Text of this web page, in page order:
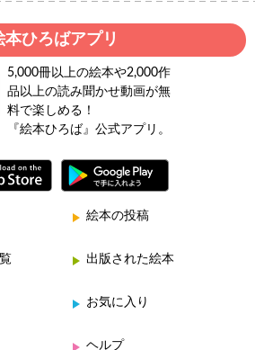
本ひろばアプリ
5,000冊以上の絵本や2,000作
品以上の読み聞かせ動画が無
料で楽しめる！
『絵本ひろば』公式アプリ。
絵本の投稿
出版された絵本
お気に入り
ヘルプ